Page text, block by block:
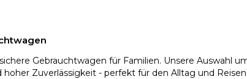
Gebrauchtwagen für Familien. Unsere Auswahl
Zuverlässigkeit - perfekt für den Alltag und Reisen.